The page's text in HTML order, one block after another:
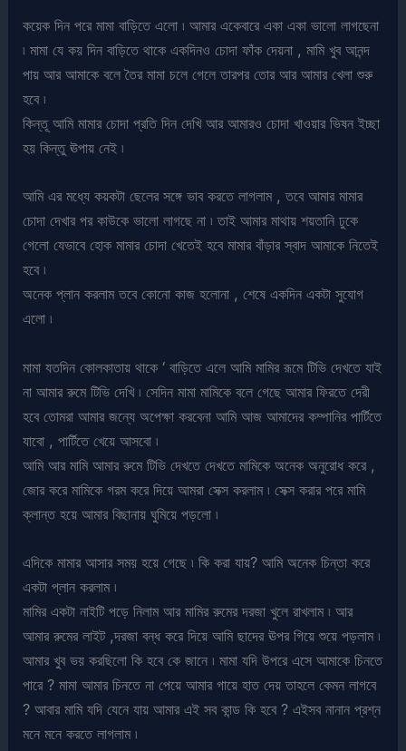
কয়েক দিন পরে মামা বাড়িতে এলো ৷ আমার একেবারে একা একা ভালো লাগছেনা
৷ মামা যে কয় দিন বাড়িতে থাকে একদিনও চোদা ফাঁক দেয়না , মামি খুব আনন্দ
পায় আর আমাকে বলে তৈর মামা চলে গেলে তারপর তোর আর আমার খেলা শুরু
হবে ৷
কিন্তূ আমি মামার চোদা প্রতি দিন দেখি আর আমারও চোদা খাওয়ার ভিষন ইচ্ছা
হয় কিন্তু ঊপায় নেই ৷
আমি এর মধ্যে কয়কটা ছেলের সঙ্গে ভাব করতে লাগলাম , তবে আমার মামার
চোদা দেখার পর কাউকে ভালো লাগছে না ৷ তাই আমার মাথায় শয়তানি ঢুকে
গেলো যেভাবে হোক মামার চোদা খেতেই হবে মামার বাঁড়ার স্বাদ আমাকে নিতেই
হবে ৷
অনেক প্লান করলাম তবে কোনো কাজ হলোনা , শেষে একদিন একটা সুযোগ
এলো ৷
মামা যতদিন কোলকাতায় থাকে ‘ বাড়িতে এলে আমি মামির রূমে টিভি দেখতে যাই
না আমার রুমে টিভি দেখি ৷ সেদিন মামা মামিকে বলে গেছে আমার ফিরতে দেরী
হবে তোমরা আমার জন্যে অপেক্ষা করবেনা আমি আজ আমাদের কম্পানির পার্টিতে
যাবো , পার্টিতে খেয়ে আসবো ৷
আমি আর মামি আমার রুমে টিভি দেখতে দেখতে মামিকে অনেক অনুরোধ করে ,
জোর করে মামিকে গরম করে দিয়ে আমরা সেক্স করলাম ৷ সেক্স করার পরে মামি
ক্লান্ত হয়ে আমার বিছানায় ঘুমিয়ে পড়লো ৷
এদিকে মামার আসার সময় হয়ে গেছে ৷ কি করা যায়? আমি অনেক চিন্তা করে
একটা প্লান করলাম ৷
মামির একটা নাইটি পড়ে নিলাম আর মামির রুমের দরজা খুলে রাখলাম ৷ আর
আমার রুমের লাইট ,দরজা বন্ধ করে দিয়ে আমি ছাদের ঊপর গিয়ে শুয়ে পড়লাম ৷
আমার খুব ভয় করছিলো কি হবে কে জানে ৷ মামা যদি উপরে এসে আমাকে চিনতে
পারে ? মামা আমার চিনতে না পেয়ে আমার গায়ে হাত দেয় তাহলে কেমন লাগবে
? আবার মামি যদি যেনে যায় আমার এই সব কান্ড কি হবে ? এইসব নানান প্রশ্ন
মনে মনে করতে লাগলাম ৷